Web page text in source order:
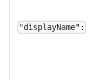
"displayName":